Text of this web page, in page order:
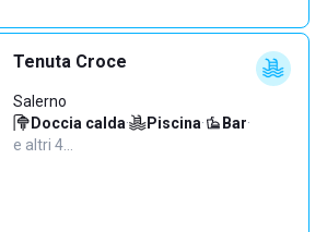
Tenuta Croce
Salerno
Doccia calda· Piscina· Bar·
e altri 4…